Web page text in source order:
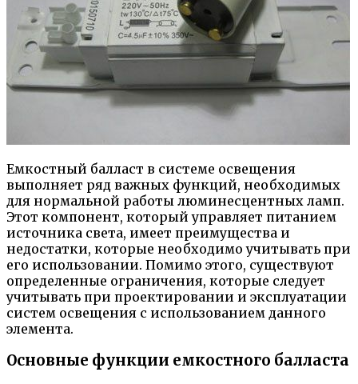
Емкостный балласт в системе освещения
выполняет ряд важных функций, необходимых
для нормальной работы люминесцентных ламп.
Этот компонент, который управляет питанием
источника света, имеет преимущества и
недостатки, которые необходимо учитывать при
его использовании. Помимо этого, существуют
определенные ограничения, которые следует
учитывать при проектировании и эксплуатации
систем освещения с использованием данного
элемента.
Основные функции емкостного балласта